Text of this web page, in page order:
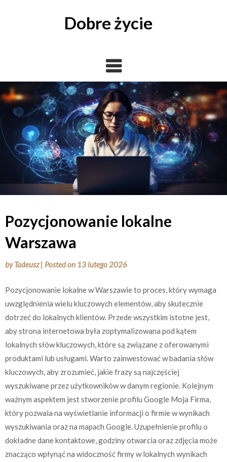
Dobre życie
Pozycjonowanie lokalne
Warszawa
byTadeusz | Posted on 13 lutego 2026
Pozycjonowanie lokalne w Warszawie to proces, który wymaga
uwzględnienia wielu kluczowych elementów, aby skutecznie
dotrzeć do lokalnych klientów. Przede wszystkim istotne jest,
aby strona internetowa była zoptymalizowana pod kątem
lokalnych słów kluczowych, które są związane z oferowanymi
produktami lub usługami. Warto zainwestować w badania słów
kluczowych, aby zrozumieć, jakie frazy są najczęściej
wyszukiwane przez użytkowników w danym regionie. Kolejnym
ważnym aspektem jest stworzenie profilu Google Moja Firma,
który pozwala na wyświetlanie informacji o firmie w wynikach
wyszukiwania oraz na mapach Google. Uzupełnienie profilu o
dokładne dane kontaktowe, godziny otwarcia oraz zdjęcia może
znacząco wpłynąć na widoczność firmy w lokalnych wynikach